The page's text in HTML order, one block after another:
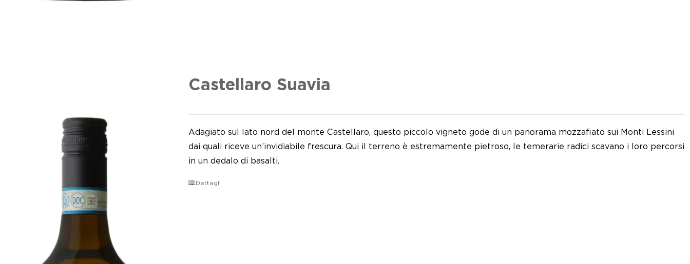
Castellaro Suavia
Adagiato sul lato nord del monte Castellaro, questo piccolo vigneto gode di un panorama mozzafiato sui Monti Lessini
dai quali riceve un’invidiabile frescura. Qui il terreno è estremamente pietroso, le temerarie radici scavano i loro percorsi
in un dedalo di basalti.
Dettagli